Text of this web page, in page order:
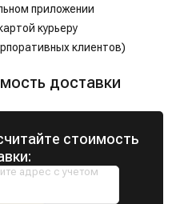
приложении
курьеру
клиентов)
доставки
стоимость
адрес с учетом